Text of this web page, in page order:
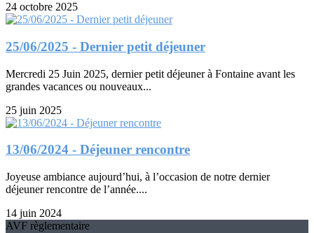
24 octobre 2025
25/06/2025 - Dernier petit déjeuner
Mercredi 25 Juin 2025, dernier petit déjeuner à Fontaine avant les
grandes vacances ou nouveaux...
25 juin 2025
13/06/2024 - Déjeuner rencontre
Joyeuse ambiance aujourd’hui, à l’occasion de notre dernier
déjeuner rencontre de l’année....
14 juin 2024
AVF règlementaire